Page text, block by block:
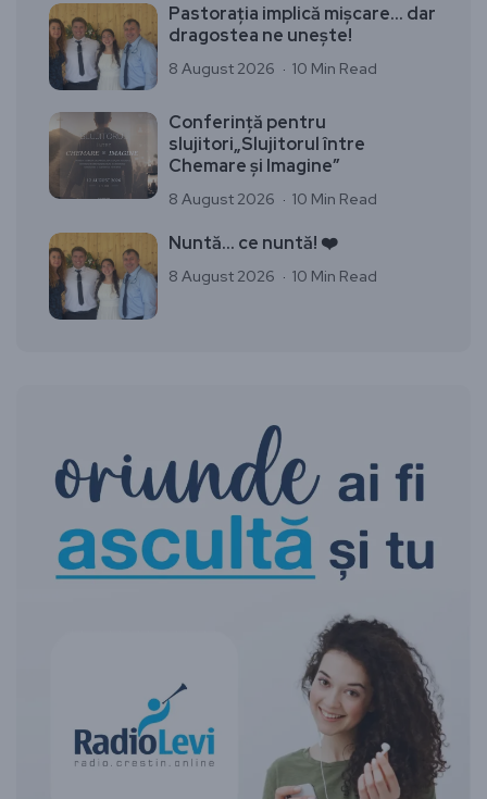
Pastorația implică mișcare… dar
dragostea ne unește!
8 August 2026 10 Min Read
Conferință pentru
slujitori„Slujitorul între
Chemare și Imagine”
8 August 2026 10 Min Read
Nuntă… ce nuntă! ❤️
8 August 2026 10 Min Read